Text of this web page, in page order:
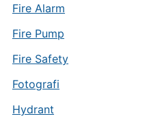
Fire Alarm
Fire Pump
Fire Safety
Fotografi
Hydrant